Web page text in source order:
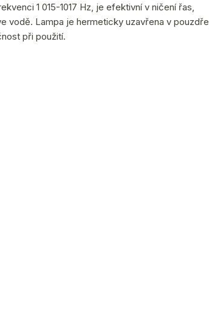
1 015-1017 Hz, je efektivní v ničení řas,
vodě. Lampa je hermeticky uzavřena v pouzdře,
při použití.